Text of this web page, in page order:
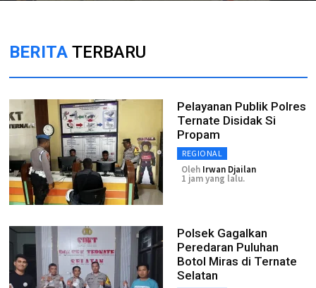
BERITA TERBARU
Pelayanan Publik Polres
Ternate Disidak Si
Propam
REGIONAL
Oleh Irwan Djailan
1 jam yang lalu.
Polsek Gagalkan
Peredaran Puluhan
Botol Miras di Ternate
Selatan